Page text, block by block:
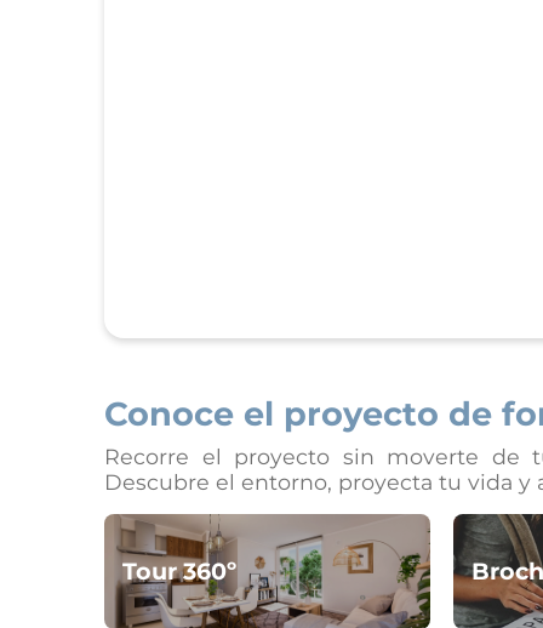
Conoce el proyecto de
Recorre el proyecto sin moverte de
Descubre el entorno, proyecta tu vida y
Tour 360º